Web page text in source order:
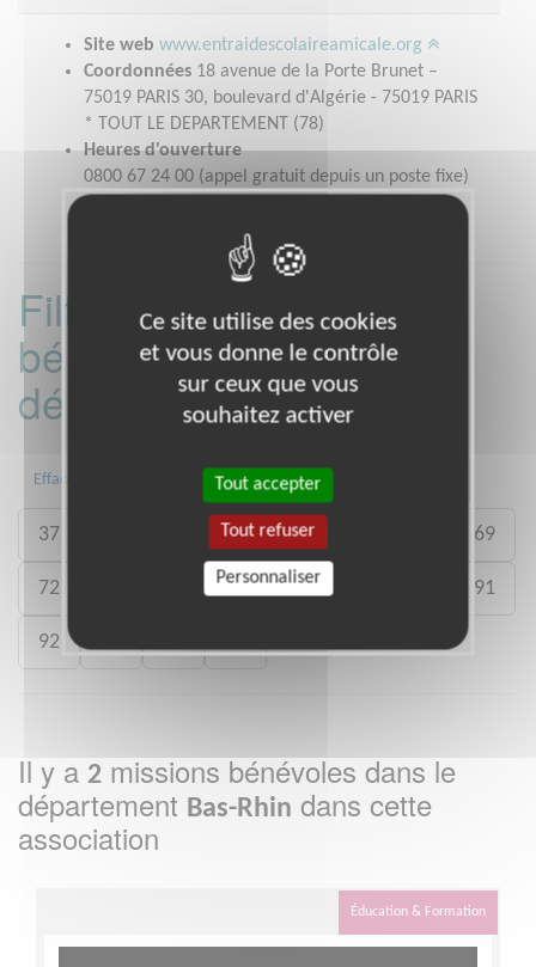
Site web www.entraidescolaireamicale.org
Coordonnées 18 avenue de la Porte Brunet –
75019 PARIS 30, boulevard d'Algérie - 75019 PARIS
* TOUT LE DEPARTEMENT (78)
Heures d'ouverture
0800 67 24 00 (appel gratuit depuis un poste fixe)
Filtrer les missions
bénévoles par
département :
Effacer 17 31
37 45 49 69
72 77 78 91
92
Il y a2missions bénévoles dans le
département Bas-Rhin dans cette
association
Éducation & Formation
Ce site utilise des cookies
et vous donne le contrôle
sur ceux que vous
souhaitez activer
Tout accepter
Tout refuser
Personnaliser